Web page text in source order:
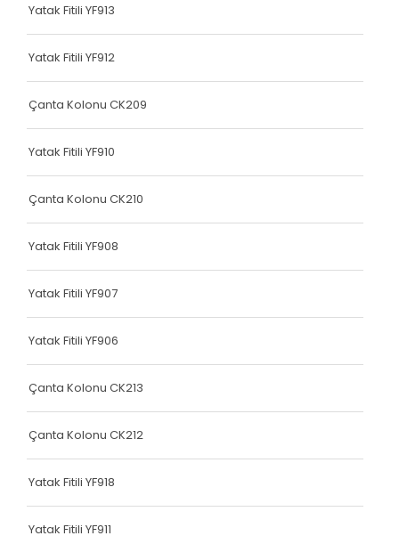
Hava Kapsülü
Hava Kapsülü
Hava Kapsülü
Dokuma Lastiği
Hava Kapsülü
Terlik Kolonu
Terlik Kolonu
Terlik Kolonu
Yatak Fitili YF913
Yatak Fitili YF912
Çanta Kolonu CK209
Yatak Fitili YF910
Çanta Kolonu CK210
Yatak Fitili YF908
Yatak Fitili YF907
Yatak Fitili YF906
Çanta Kolonu CK213
Çanta Kolonu CK212
Yatak Fitili YF918
Yatak Fitili YF911